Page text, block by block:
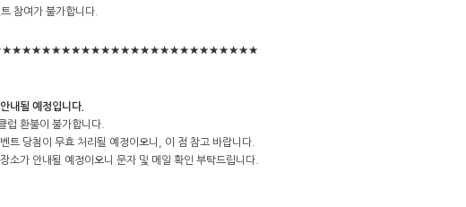
참여가 불가합니다.
내될 예정입니다.
럽 환불이 불가합니다.
트 당첨이 무효 처리될 예정이오니, 이 점 참고 바랍니다.
소가 안내될 예정이오니 문자 및 메일 확인 부탁드립니다.